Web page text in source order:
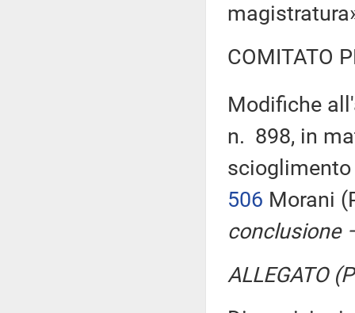
COMITATO
Modifiche
n. 898, in
506 Morani
conclusione
ALLEGATO